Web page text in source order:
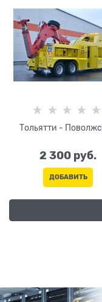
Тольятти -
2 300 руб.
ДОБАВИТЬ